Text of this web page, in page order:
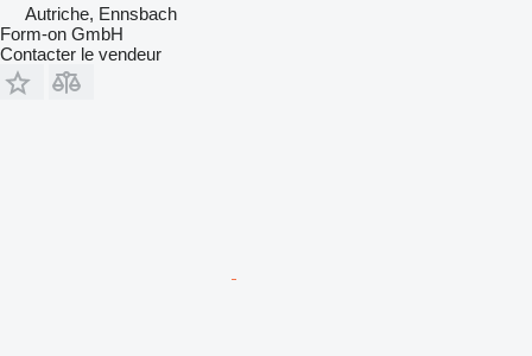
Autriche, Ennsbach
Form-on GmbH
Contacter le vendeur